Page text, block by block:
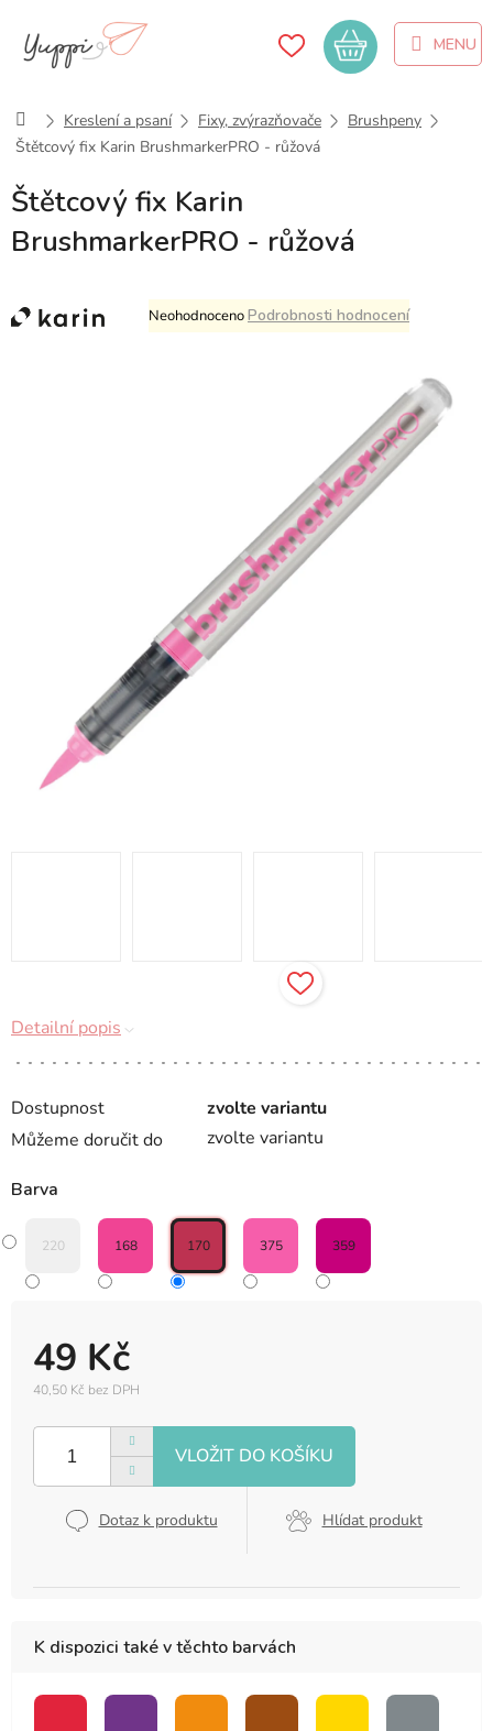
obsah
Nákupní
košík
DomůKreslení a psaní Fixy, zvýrazňovače
Brushpeny
Štětcový fix Karin BrushmarkerPRO - růžová
Štětcový fix Karin
BrushmarkerPRO - růžová
Průměrné
hodnocení
NeohodnocenoPodrobnosti hodnocení
Dostupnost
zvolte variantu
Můžeme doručit do
zvolte variantu
49 Kč
40,50 Kč bez DPH
cena:
Dotaz k produktu Hlídat produkt
Barva
220 168 170 375 359
Detailní popis
K dispozici také v těchto barvách